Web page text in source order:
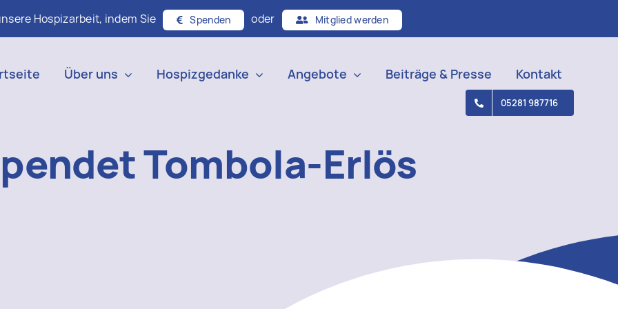
Hospizarbeit, indem Sie Spenden oder Mitglied werden
Über uns Hospizgedanke Angebote Beiträge & Presse Kontakt
05281 987716
Tombola-Erlös